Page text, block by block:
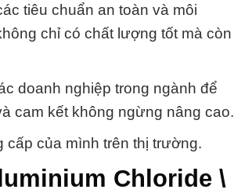
tiêu chuẩn an toàn và môi
chỉ có chất lượng tốt mà còn
doanh nghiệp trong ngành để
cam kết không ngừng nâng cao.
của mình trên thị trường.
Chloride \